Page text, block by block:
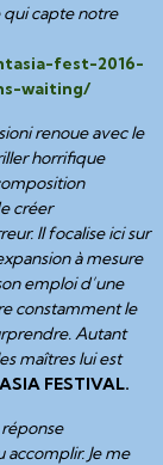
qui capte notre
fest-2016-
waiting/
renoue avec le
horrifique
créer
Il focalise ici sur
à mesure
emploi d’une
constamment le
Autant
maîtres lui est
FESTIVAL.
Je me